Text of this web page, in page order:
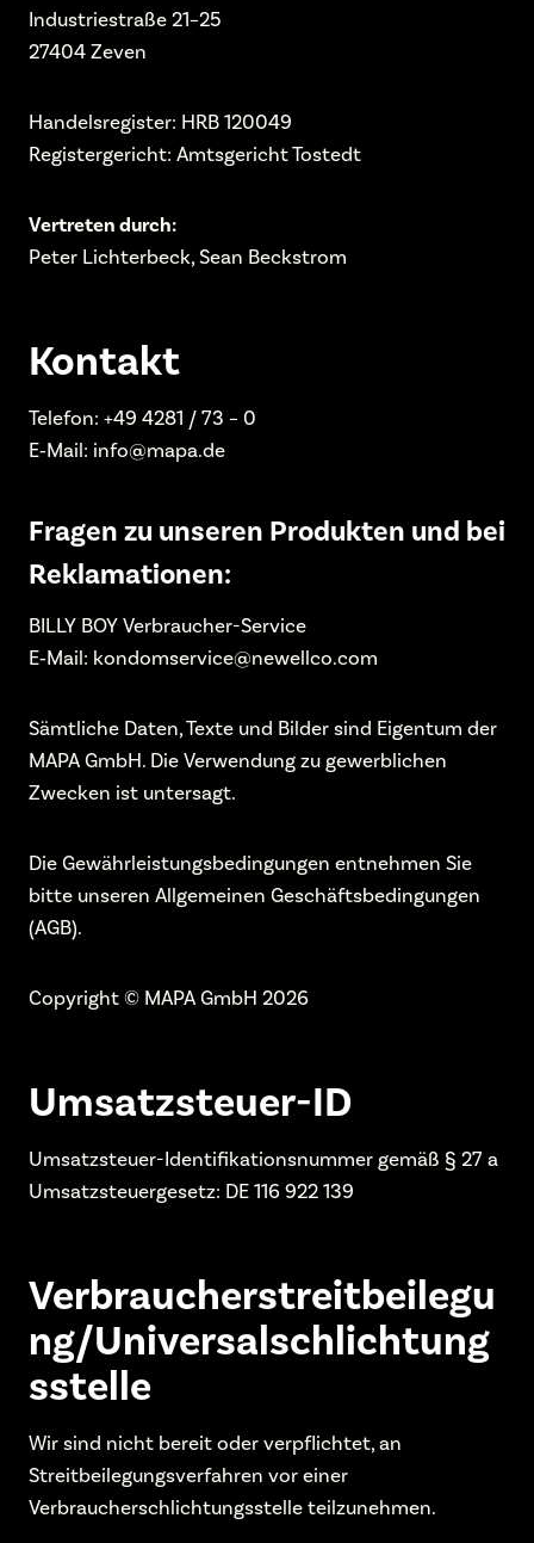
Industriestraße 21–25
27404 Zeven
Handelsregister: HRB 120049
Registergericht: Amtsgericht Tostedt
Vertreten durch:
Peter Lichterbeck, Sean Beckstrom
Kontakt
Telefon: +49 4281 / 73 – 0
E‑Mail: info@mapa.de
Fragen zu unseren Produkten und bei
Reklamationen:
BILLY BOY Verbraucher-Service
E‑Mail: kondomservice@newellco.com
Sämtliche Daten, Texte und Bilder sind Eigentum der
MAPA GmbH. Die Verwendung zu gewerblichen
Zwecken ist untersagt.
Die Gewährleistungsbedingungen entnehmen Sie
bitte unseren Allgemeinen Geschäftsbedingungen
(AGB).
Copyright © MAPA GmbH 2026
Umsatzsteuer-ID
Umsatzsteuer-Identifikationsnummer gemäß § 27 a
Umsatzsteuergesetz: DE 116 922 139
Verbraucherstreitbeilegu
ng/Universalschlichtung
sstelle
Wir sind nicht bereit oder verpflichtet, an
Streitbeilegungsverfahren vor einer
Verbraucherschlichtungsstelle teilzunehmen.